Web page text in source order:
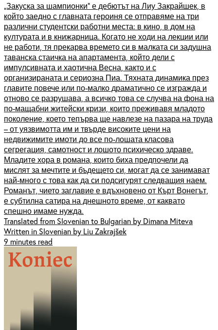
„Закуска за шампионки“ е дебютът на Лиу Закрайшек, в
който заедно с главната героиня се отправяме на три
различни студентски работни места: в кино, в дом на
културата и в книжарница. Когато не ходи на лекции или
не работи, тя прекарва времето си в малката си задушна
таванска стаичка на апартамента, който дели с
импулсивната и хаотична Весна, както и с
организираната и сериозна Пиа. Тяхната динамика през
главите повече или по-малко драматично се изгражда и
отново се разрушава, а всичко това се случва на фона на
по-мащабни житейски кризи, които преживавя младото
поколение, което тепърва ще навлезе на пазара на труда
– от уязвимотта им и твърде високите цени на
недвижимите имоти до все по-лошата класова
сегрегация, самотност и лошото психическо здраве.
Младите хора в романа, които биха предпочели да
мислят за мечтите и бъдещето си, могат да се занимават
най-много с това как да си подсигурят следващия наем.
Романът, чието заглавие е вдъхновено от Кърт Вонегът,
е субтилна сатира на днешното време, от каквато
спешно имаме нужда.
Translated from Slovenian to Bulgarian by Dimana Miteva
Written in Slovenian by Liu Zakrajšek
9 minutes read